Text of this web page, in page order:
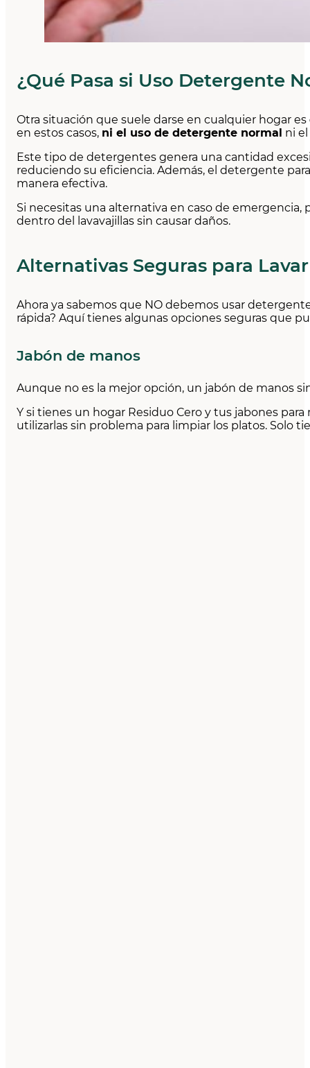
¿Qué Pasa si Uso Detergente
Otra situación que suele darse en cualquier hogar es
en estos casos, ni el uso de detergente normal ni
Este tipo de detergentes genera una cantidad
reduciendo su eficiencia. Además, el detergente
manera efectiva.
Si necesitas una alternativa en caso de
dentro del lavavajillas sin causar daños.
Alternativas Seguras para
Ahora ya sabemos que NO debemos usar
rápida? Aquí tienes algunas opciones seguras que
Jabón de manos
Aunque no es la mejor opción, un jabón de manos
Y si tienes un hogar Residuo Cero y tus jabones
utilizarlas sin problema para limpiar los platos. Solo